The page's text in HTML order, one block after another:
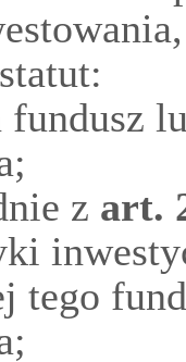
fundusz
z art.
tego